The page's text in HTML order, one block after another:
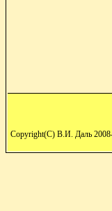
Copyright(C) В.И. Даль